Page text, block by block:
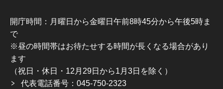
開庁時間：月曜日から金曜日午前8時45分から午後5時ま
で
※昼の時間帯はお待たせする時間が長くなる場合があり
ます
（祝日・休日・12月29日から1月3日を除く）
代表電話番号：045-750-2323